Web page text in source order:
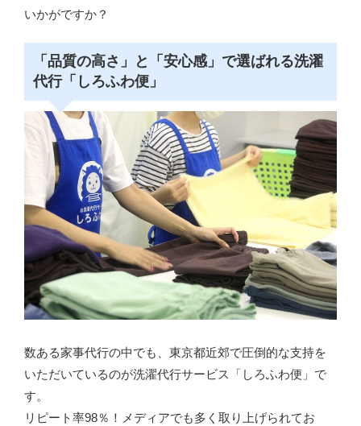
いかがですか？
「品質の高さ」と「安心感」で選ばれる洗濯
代行「しろふわ便」
数ある家事代行の中でも、東京都近郊で圧倒的な支持を
いただいているのが洗濯代行サービス「しろふわ便」で
す。
リピート率98％！メディアでも多く取り上げられてお